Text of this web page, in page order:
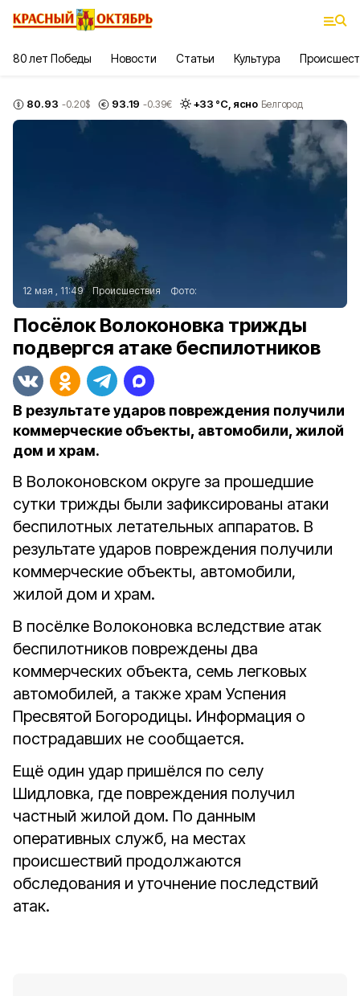
80 лет Победы Новости Статьи Культура
80.93 -0.20$ 93.19 -0.39€ +33 °С, ясно Белгород
12 мая , 11:49 Происшествия Фото:
Посёлок Волоконовка трижды
подвергся атаке беспилотников
В результате ударов повреждения получили
коммерческие объекты, автомобили, жилой
дом и храм.
В Волоконовском округе за прошедшие
сутки трижды были зафиксированы атаки
беспилотных летательных аппаратов. В
результате ударов повреждения получили
коммерческие объекты, автомобили,
жилой дом и храм.
В посёлке Волоконовка вследствие атак
беспилотников повреждены два
коммерческих объекта, семь легковых
автомобилей, а также храм Успения
Пресвятой Богородицы. Информация о
пострадавших не сообщается.
Ещё один удар пришёлся по селу
Шидловка, где повреждения получил
частный жилой дом. По данным
оперативных служб, на местах
происшествий продолжаются
обследования и уточнение последствий
атак.